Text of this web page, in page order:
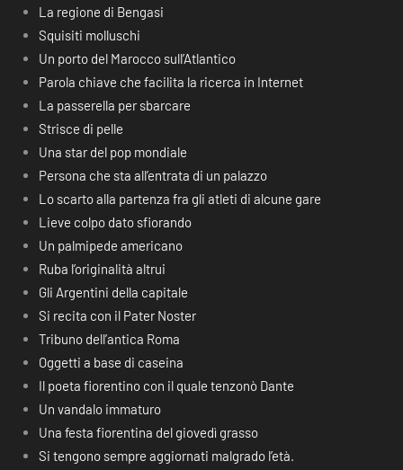
La regione di Bengasi
Squisiti molluschi
Un porto del Marocco sull’Atlantico
Parola chiave che facilita la ricerca in Internet
La passerella per sbarcare
Strisce di pelle
Una star del pop mondiale
Persona che sta all’entrata di un palazzo
Lo scarto alla partenza fra gli atleti di alcune gare
Lieve colpo dato sfiorando
Un palmipede americano
Ruba l’originalità altrui
Gli Argentini della capitale
Si recita con il Pater Noster
Tribuno dell’antica Roma
Oggetti a base di caseina
Il poeta fiorentino con il quale tenzonò Dante
Un vandalo immaturo
Una festa fiorentina del giovedì grasso
Si tengono sempre aggiornati malgrado l’età.